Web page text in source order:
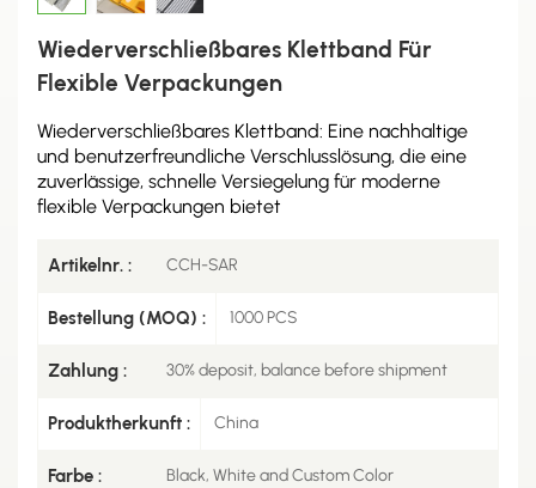
Wiederverschließbares Klettband Für
Flexible Verpackungen
Wiederverschließbares Klettband: Eine nachhaltige
und benutzerfreundliche Verschlusslösung, die eine
zuverlässige, schnelle Versiegelung für moderne
flexible Verpackungen bietet
Artikelnr. : CCH-SAR
Bestellung (MOQ) : 1000 PCS
Zahlung : 30% deposit, balance before shipment
Produktherkunft : China
Farbe : Black, White and Custom Color